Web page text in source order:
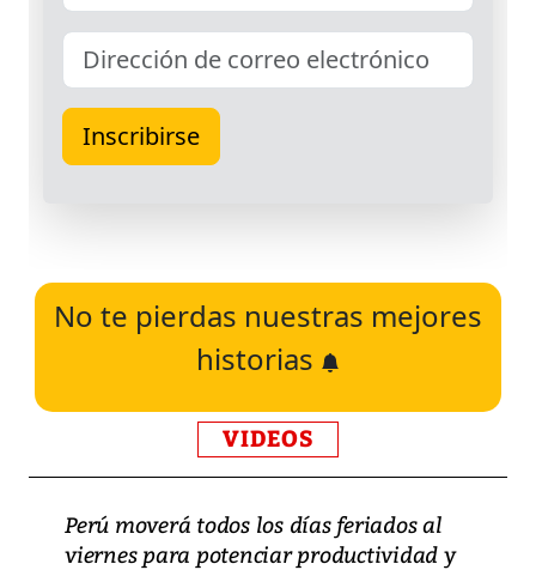
No te pierdas nuestras mejores
historias
VIDEOS
Perú moverá todos los días feriados al
viernes para potenciar productividad y